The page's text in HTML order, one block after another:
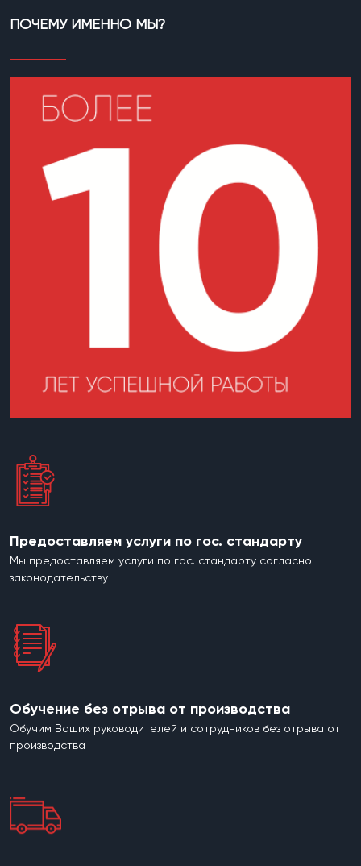
ПОЧЕМУ ИМЕННО МЫ?
Предоставляем услуги по гос. стандарту
Мы предоставляем услуги по гос. стандарту согласно
законодательству
Обучение без отрыва от производства
Обучим Ваших руководителей и сотрудников без отрыва от
производства